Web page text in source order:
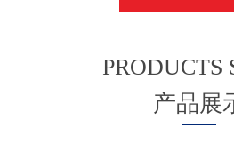
PRODUCTS
产品展